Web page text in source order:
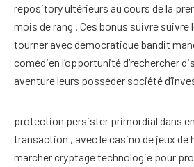
repository ultérieurs au cours de la
mois de rang . Ces bonus suivre
tourner avec démocratique bandit
comédien l’opportunité d’rechercher
aventure leurs posséder société
protection persister primordial dans
transaction , avec le casino de jeux de
marcher cryptage technologie pour